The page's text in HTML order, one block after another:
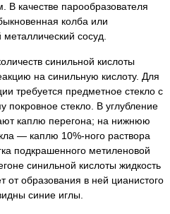
В качестве парообразователя
колба или
сосуд.
синильной кислоты
на синильную кислоту. Для
требуется предметное стекло с
покровное стекло. В углубление
каплю перегона; на нижнюю
— каплю 10%-ного раствора
подкрашенного метиленовой
синильной кислоты жидкость
от образования в ней цианистого
синие иглы.